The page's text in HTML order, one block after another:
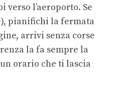
l’aeroporto. Se
pianifichi la fermata
arrivi senza corse
la fa sempre la
orario che ti lascia